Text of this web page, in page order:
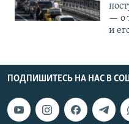
— о
и
ПОДПИШИТЕСЬ НА НАС В